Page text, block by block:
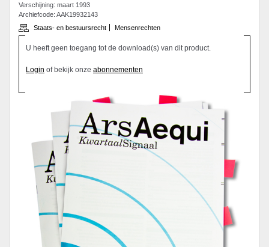
Verschijning: maart 1993
Archiefcode: AAK19932143
Staats- en bestuursrecht
Mensenrechten
U heeft geen toegang tot de download(s) van dit product.
Login of bekijk onze abonnementen